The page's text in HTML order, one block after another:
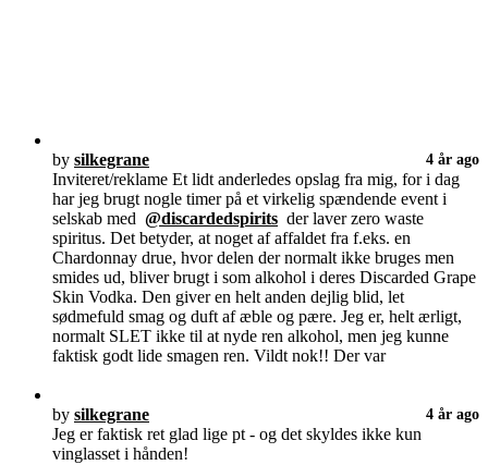
by silkegrane 4 år ago
Inviteret/reklame Et lidt anderledes opslag fra mig, for i dag
har jeg brugt nogle timer på et virkelig spændende event i
selskab med @discardedspirits der laver zero waste
spiritus. Det betyder, at noget af affaldet fra f.eks. en
Chardonnay drue, hvor delen der normalt ikke bruges men
smides ud, bliver brugt i som alkohol i deres Discarded Grape
Skin Vodka. Den giver en helt anden dejlig blid, let
sødmefuld smag og duft af æble og pære. Jeg er, helt ærligt,
normalt SLET ikke til at nyde ren alkohol, men jeg kunne
faktisk godt lide smagen ren. Vildt nok!! Der var
by silkegrane 4 år ago
Jeg er faktisk ret glad lige pt - og det skyldes ikke kun
vinglasset i hånden!